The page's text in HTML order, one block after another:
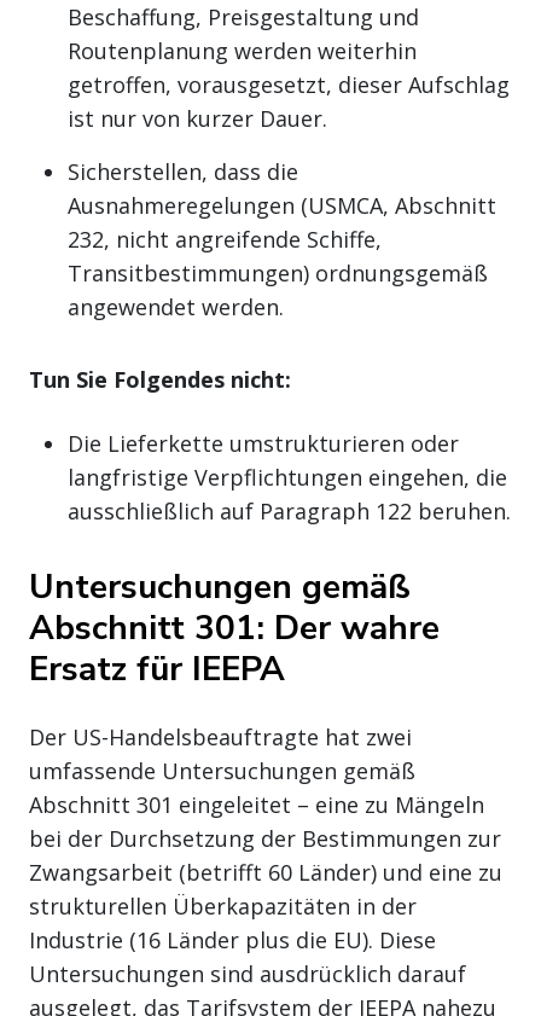
Beschaffung, Preisgestaltung und
Routenplanung werden weiterhin
getroffen, vorausgesetzt, dieser Aufschlag
ist nur von kurzer Dauer.
Sicherstellen, dass die
Ausnahmeregelungen (USMCA, Abschnitt
232, nicht angreifende Schiffe,
Transitbestimmungen) ordnungsgemäß
angewendet werden.
Tun Sie Folgendes nicht:
Die Lieferkette umstrukturieren oder
langfristige Verpflichtungen eingehen, die
ausschließlich auf Paragraph 122 beruhen.
Untersuchungen gemäß
Abschnitt 301: Der wahre
Ersatz für IEEPA
Der US-Handelsbeauftragte hat zwei
umfassende Untersuchungen gemäß
Abschnitt 301 eingeleitet – eine zu Mängeln
bei der Durchsetzung der Bestimmungen zur
Zwangsarbeit (betrifft 60 Länder) und eine zu
strukturellen Überkapazitäten in der
Industrie (16 Länder plus die EU). Diese
Untersuchungen sind ausdrücklich darauf
ausgelegt, das Tarifsystem der IEEPA nahezu